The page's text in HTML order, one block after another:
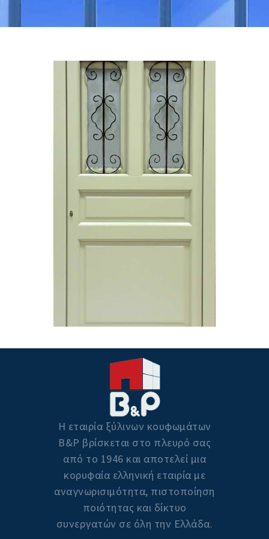
Η εταιρία ξύλινων κουφωμάτων
Β&P βρίσκεται στο πλευρό σας
από το 1946 και αποτελεί μια
κορυφαία ελληνική εταιρία με
αναγνωρισιμότητα, πιστοποίηση
ποιότητας και δίκτυο
συνεργατών σε όλη την Ελλάδα.